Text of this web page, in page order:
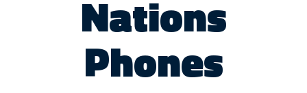
Nations
Phones